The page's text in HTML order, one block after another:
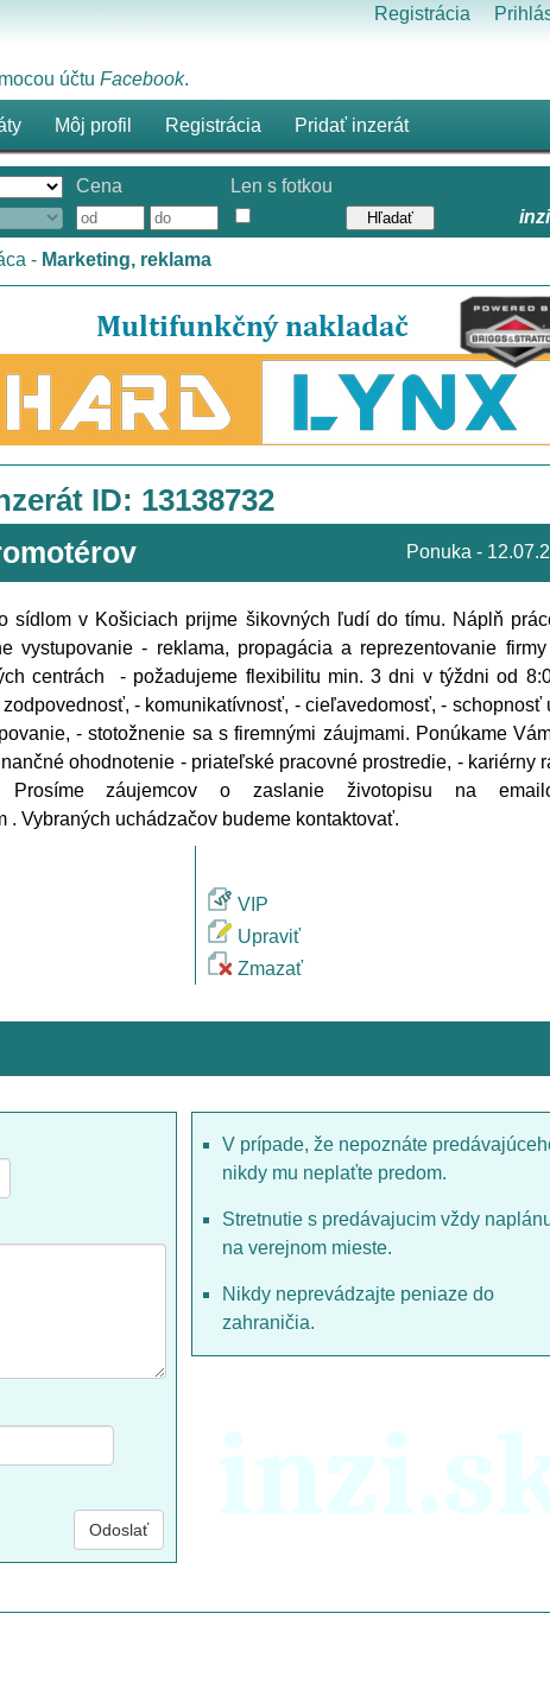
Registrácia
účtu Facebook.
Môj profil Registrácia Pridať inzerát
Cena
Len s fotkou
- Marketing, reklama
ID: 13138732
Ponuka -
sídlom v Košiciach prijme šikovných ľudí do tímu. Náplň
vystupovanie - reklama, propagácia a reprezentovanie
centrách - požadujeme flexibilitu min. 3 dni v týždni od
- komunikatívnosť, - cieľavedomosť, - schopnosť
- stotožnenie sa s firemnými záujmami. Ponúkame
ohodnotenie - priateľské pracovné prostredie, - kariérny
záujemcov o zaslanie životopisu na
. Vybraných uchádzačov budeme kontaktovať.
VIP
Upraviť
Zmazať
V prípade, že nepoznáte
nikdy mu neplaťte predom.
Stretnutie s predávajucim vždy
na verejnom mieste.
Nikdy neprevádzajte peniaze do
zahraničia.